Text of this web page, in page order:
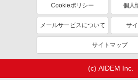
キープ
パーソルファクトリーパートナーズ株式会社
金属加工（日勤）
＜未経験の場合＞
給（規定あり） 【月収
Cookieポリシー 個人
メールサービスについて サ
サイトマップ
(c) AIDEM Inc.